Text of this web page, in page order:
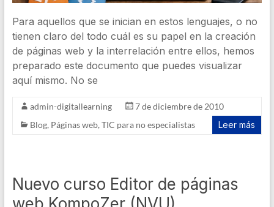
Para aquellos que se inician en estos lenguajes, o no
tienen claro del todo cuál es su papel en la creación
de páginas web y la interrelación entre ellos, hemos
preparado este documento que puedes visualizar
aquí mismo. No se
admin-digitallearning
7 de diciembre de 2010
Blog, Páginas web, TIC para no especialistas Leer más
Nuevo curso Editor de páginas